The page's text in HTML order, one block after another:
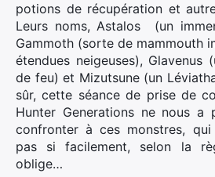
potions de récupération et
Leurs noms, Astalos (un
Gammoth (sorte de mammouth
étendues neigeuses), Glavenus
de feu) et Mizutsune (un
sûr, cette séance de prise de
Hunter Generations ne nous a
confronter à ces monstres,
pas si facilement, selon la
oblige…